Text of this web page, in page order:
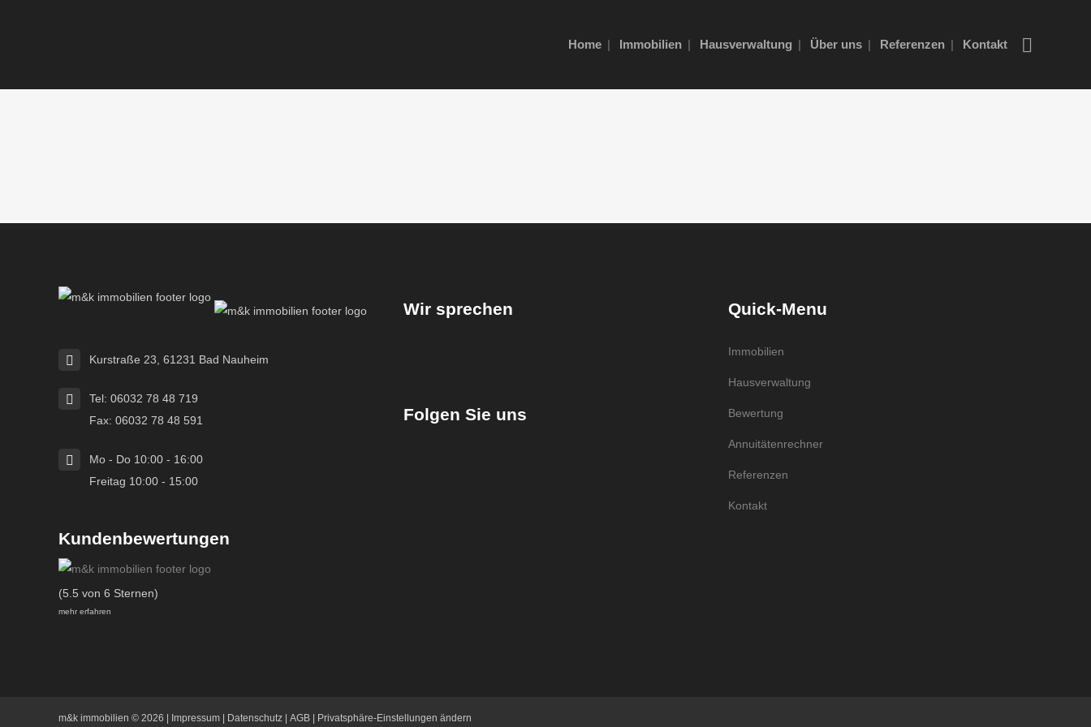
Home Immobilien Hausverwaltung Über uns Referenzen Kontakt
Kurstraße 23, 61231 Bad Nauheim
Tel: 06032 78 48 719
Fax: 06032 78 48 591
Mo - Do 10:00 - 16:00
Freitag 10:00 - 15:00
Kundenbewertungen
(5.5 von 6 Sternen)
mehr erfahren
Wir sprechen
Folgen Sie uns
Quick-Menu
Immobilien
Hausverwaltung
Bewertung
Annuitätenrechner
Referenzen
Kontakt
m&k immobilien © 2026 | Impressum Datenschutz AGB Privatsphäre-Einstellungen ändern